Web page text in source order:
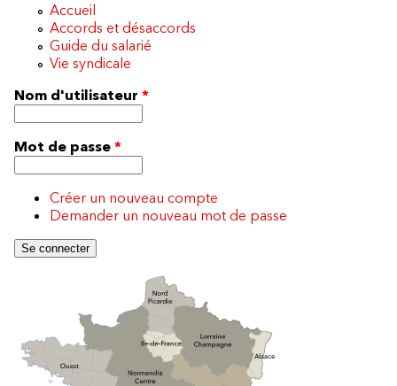
Accueil
Accords et désaccords
Guide du salarié
Vie syndicale
Nom d'utilisateur *
Mot de passe *
Créer un nouveau compte
Demander un nouveau mot de passe